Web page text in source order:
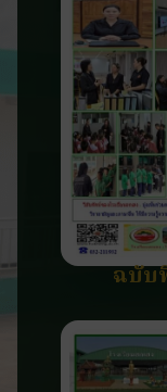
ฉบับ